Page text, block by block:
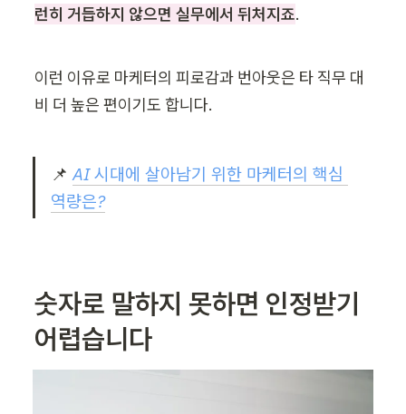
런히 거듭하지 않으면 실무에서 뒤처지죠.
이런 이유로 마케터의 피로감과 번아웃은 타 직무 대
비 더 높은 편이기도 합니다.
📌 AI 시대에 살아남기 위한 마케터의 핵심
역량은?
숫자로 말하지 못하면 인정받기
어렵습니다